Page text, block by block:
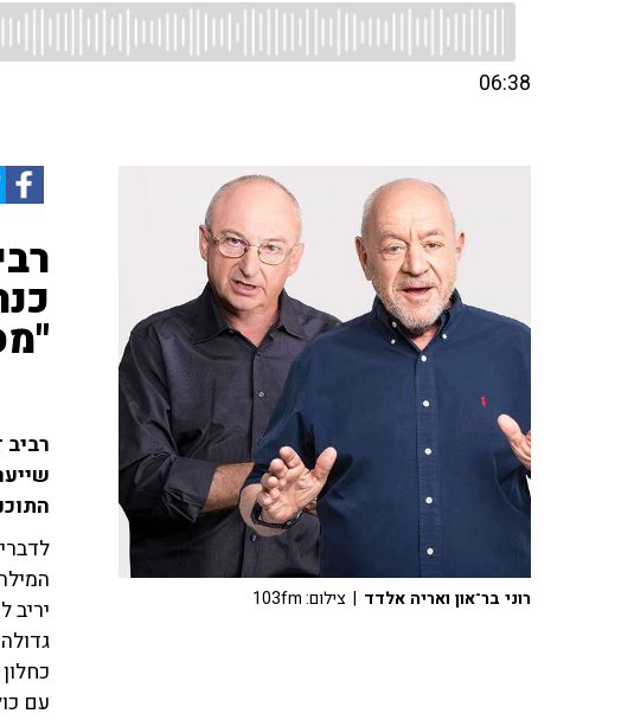
06:38
יריב
עם
רוני בר־און ואריה אלדד | צילום: 103fm